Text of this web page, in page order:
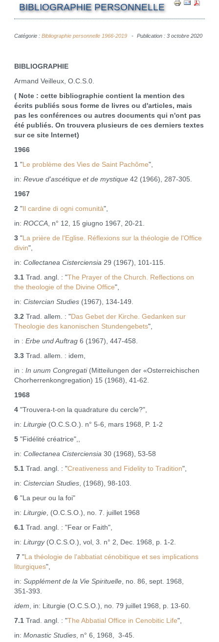
BIBLIOGRAPHIE PERSONNELLE
Catégorie : Bibliographie personnelle 1966-2019 Publication : 3 octobre 2020
BIBLIOGRAPHIE
Armand Veilleux, O.C.S.0.
( Note : cette bibliographie contient la mention des
écrits publiés sous forme de livres ou d'articles, mais
pas les conférences ou autres documents qui n'ont pas
été publiés. On trouvera plusieurs de ces derniers textes
sur ce site Internet)
1966
1"Le problème des Vies de Saint Pachôme",
in: Revue d'ascétique et de mystique42 (1966), 287‑305.
1967
2 "Il cardine di ogni comunità",
in: ROCCA, n° 12, 15 giugno 1967, 20‑21.
3"La prière de l'Eglise. Réflexions sur la théologie de l'Office
divin",
in: Collectanea Cisterciensia 29 (1967), 101‑115.
3.1Trad. angl. : "The Prayer of the Church. Reflections on
the theologie of the Divine Office",
in: Cistercian Studies(1967), 134‑149.
3.2 Trad. allem. : "Das Gebet der Kirche. Gedanken sur
Theologie des kanonischen Stundengebets",
in : Erbe und Auftrag6 (1967), 447‑458.
3.3Trad. allem. : idem,
in : In unum Congregati(Mitteilungen der «Osterreichischen
Chorherrenkongregation) 15 (1968), 41‑62.
1968
4"Trouvera‑t‑on la quadrature du cercle?",
in: Liturgie (O.C.S.O.). n° 5‑6, mars 1968, P. 1‑2
5"Fidélité créatrice",,
in: Collectanea Cisterciensia 30 (1968), 53‑58
5.1Trad. angl. : "Creativeness and Fidelity to Tradition",
in: Cistercian Studies, (1968), 98‑103.
6"La peur ou la foi"
in: Liturgie, (O.C.S.O.), no. 7. juillet 1968
6.1Trad. angl. : "Fear or Faith",
in: Liturgy(O.C.S.O.), vol, 3. n° 2, Dec. 1968, p. 1‑2.
7"La théologie de l'abbatiat cénobitique et ses implications
liturgiques",
in: Supplément de la Vie Spirituelle, no. 86, sept. 1968,
351‑393.
idem , in: Liturgie (O.C.S.O.), no. 79 juillet 1968, p. 13‑60.
7.1Trad. angl. : "The Abbatial Office in Cenobitic Life",
in: Monastic Studies, n° 6, 1968, 3‑45.